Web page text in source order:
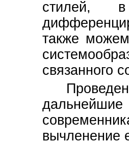
стилей,
также
связанного
вычленение